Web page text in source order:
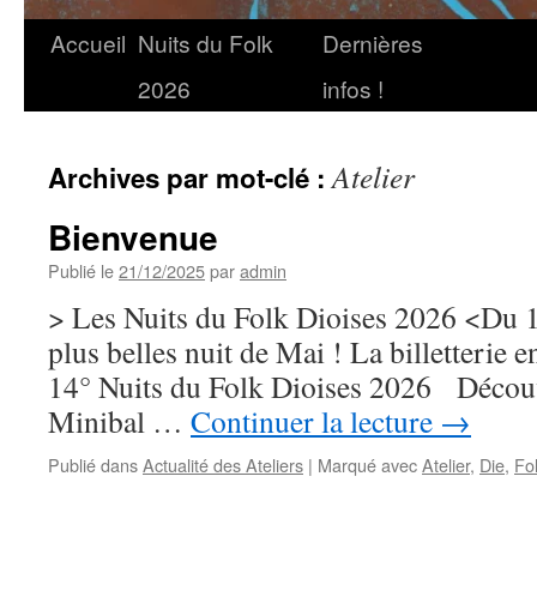
Accueil Nuits du Folk
2026
Dernières
infos !
Archives par mot-clé :Atelier
Bienvenue
Publié le21/12/2025paradmin
> Les Nuits du Folk Dioises 2026 <Du
plus belles nuit de Mai ! La billetterie
14° Nuits du Folk Dioises 2026
Minibal … Continuer la lecture →
Publié dansActualité des Ateliers | Marqué avecAtelier, Die,